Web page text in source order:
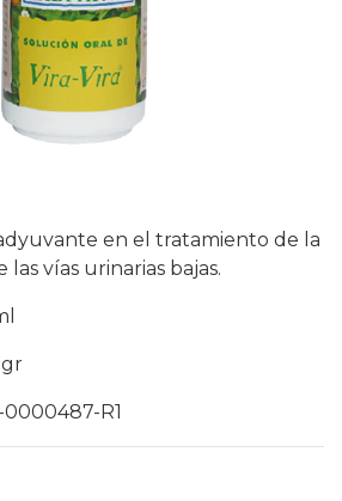
en el tratamiento de la
vías urinarias bajas.
gr
R1